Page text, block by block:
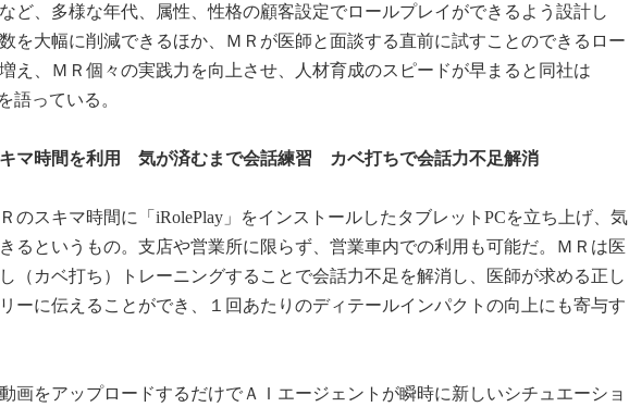
ど、多様な年代、属性、性格の顧客設定でロールプレイができるよう設計し
を大幅に削減できるほか、ＭＲが医師と面談する直前に試すことのできるロー
え、ＭＲ個々の実践力を向上させ、人材育成のスピードが早まると同社は
語っている。
マ時間を利用 気が済むまで会話練習 カベ打ちで会話力不足解消
のスキマ時間に「iRolePlay」をインストールしたタブレットPCを立ち上げ、気
るというもの。支店や営業所に限らず、営業車内での利用も可能だ。ＭＲは医
（カベ打ち）トレーニングすることで会話力不足を解消し、医師が求める正し
ーに伝えることができ、１回あたりのディテールインパクトの向上にも寄与す
画をアップロードするだけでＡＩエージェントが瞬時に新しいシチュエーショ